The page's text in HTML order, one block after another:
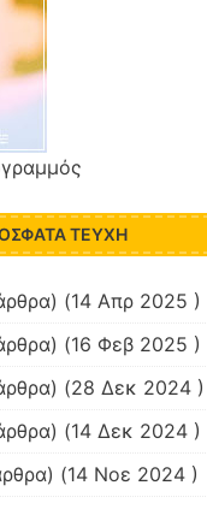
ΤΕΎΧΗ
(14 Απρ 2025 )
(16 Φεβ 2025 )
(28 Δεκ 2024 )
(14 Δεκ 2024 )
(14 Νοε 2024 )